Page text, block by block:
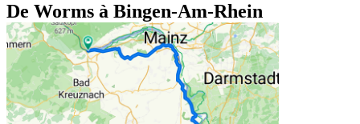
De Worms à Bingen-Am-Rhein